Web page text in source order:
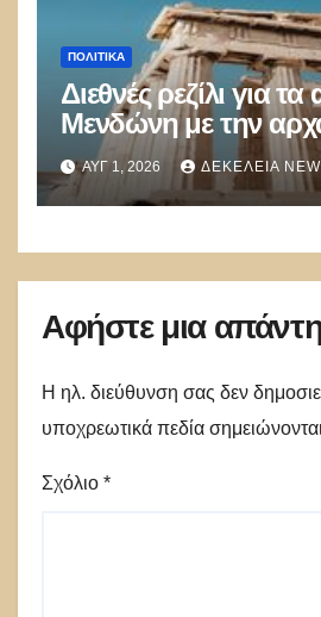
ΠΟΛΙΤΙΚΑ
Διεθνές ρεζίλι για τα
Μενδώνη με την
κληρονομιά
ΑΥΓ 1, 2026 ΔΕΚΈΛΕΙΑ
Αφήστε μια
Η ηλ. διεύθυνση σας δεν
υποχρεωτικά πεδία
Σχόλιο *